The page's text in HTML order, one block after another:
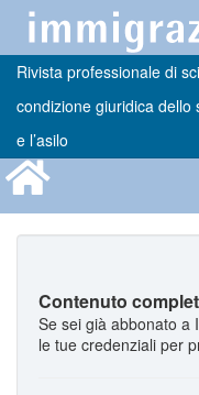
Rivista professionale di
condizione giuridica dello
e l’asilo
Contenuto
Se sei già abbonato a
le tue credenziali per